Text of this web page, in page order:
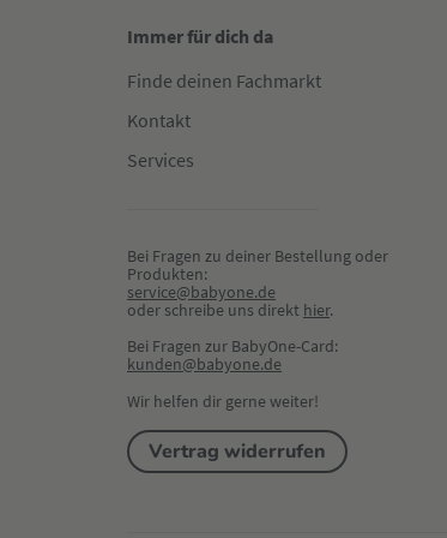
Immer für dich da
Finde deinen Fachmarkt
Kontakt
Services
Bei Fragen zu deiner Bestellung oder
Produkten:
service@babyone.de
oder schreibe uns direkt hier.
Bei Fragen zur BabyOne-Card:
kunden@babyone.de
Wir helfen dir gerne weiter!
Vertrag widerrufen